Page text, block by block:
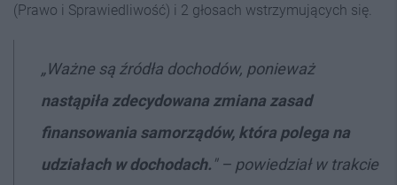
(Prawo i Sprawiedliwość) i 2 głosach wstrzymujących się.
„Ważne są źródła dochodów, ponieważ
nastąpiła zdecydowana zmiana zasad
finansowania samorządów, która polega na
udziałach w dochodach. "– powiedział w trakcie